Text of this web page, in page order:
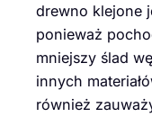
drewno klejone
ponieważ
mniejszy ślad
innych
również